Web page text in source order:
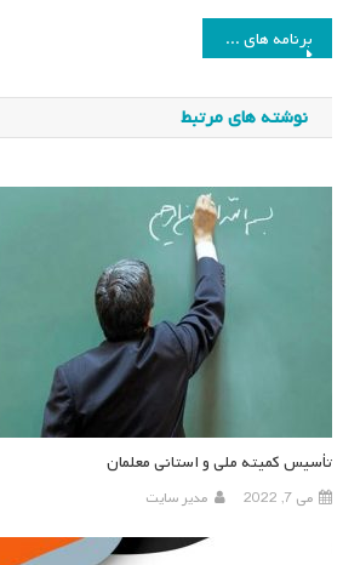
راهبری
نوشته
برنامه های بهمن ماه شعبه هرمزگان انجمن مطالعات برنامه درسی ایران
نوشته های مرتبط
تأسیس کمیته ملی و استانی معلمان
می 7, 2022 مدیر سایت